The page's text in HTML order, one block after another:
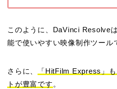
このように、DaVinci Resolve
能で使いやすい映像制作ツール
さらに、
「HitFilm Express」
トが豊富です 。